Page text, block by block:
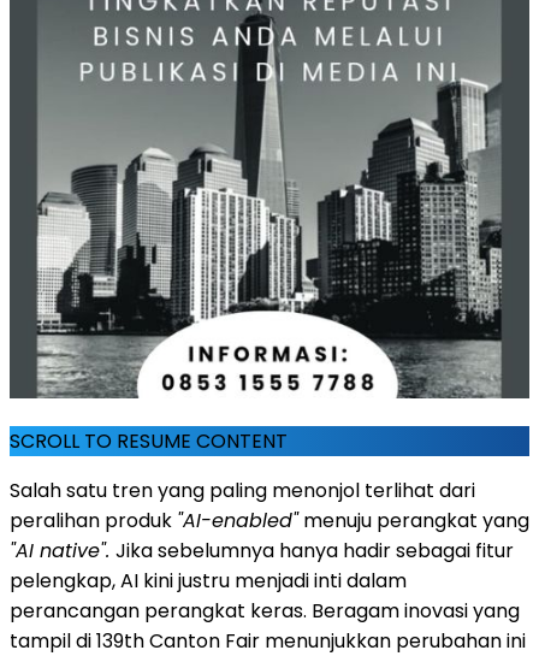
SCROLL TO RESUME CONTENT
Salah satu tren yang paling menonjol terlihat dari
peralihan produk "AI-enabled"menuju perangkat yang
"AI native". Jika sebelumnya hanya hadir sebagai fitur
pelengkap, AI kini justru menjadi inti dalam
perancangan perangkat keras. Beragam inovasi yang
tampil di 139th Canton Fair menunjukkan perubahan ini